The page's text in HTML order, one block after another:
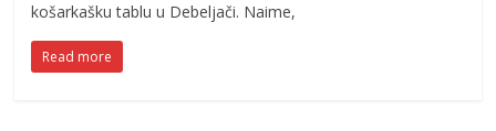
košarkašku tablu u Debeljači. Naime,
Read more